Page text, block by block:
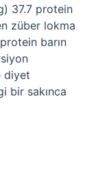
37.7 protein
züber lokma
barın
diyet
bir sakınca